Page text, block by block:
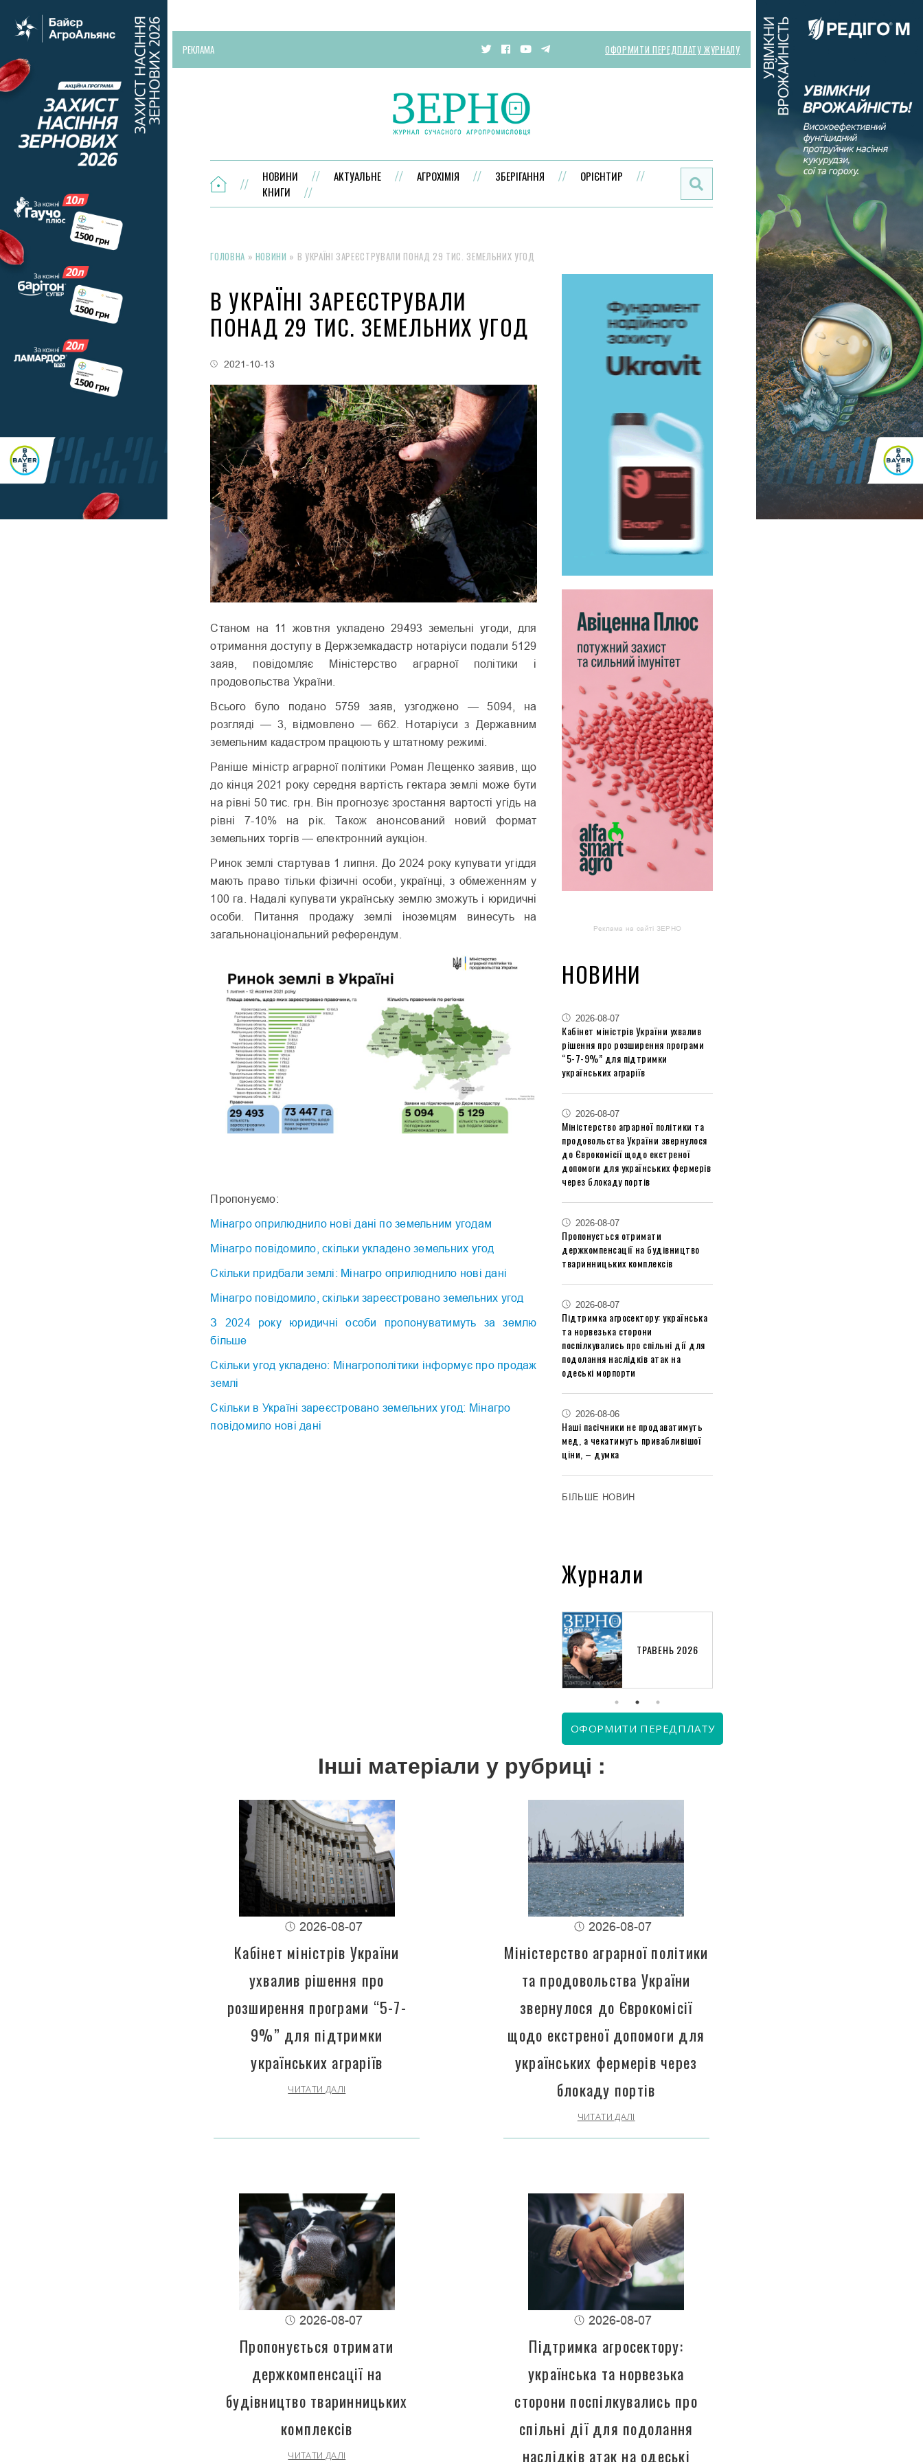
РЕКЛАМА ОФОРМИТИ ПЕРЕДПЛАТУ ЖУРНАЛУ
НОВИНИ АКТУАЛЬНЕ АГРОХІМІЯ ЗБЕРІГАННЯ
ОРІЄНТИР
КНИГИ
ГОЛОВНА » НОВИНИ » В УКРАЇНІ ЗАРЕЄСТРУВАЛИ ПОНАД 29 ТИС. ЗЕМЕЛЬНИХ УГОД
В УКРАЇНІ ЗАРЕЄСТРУВАЛИ
ПОНАД 29 ТИС. ЗЕМЕЛЬНИХ УГОД
2021-10-13
Станом на 11 жовтня укладено 29493 земельні угоди, для
отримання доступу в Держземкадастр нотаріуси подали 5129
заяв, повідомляє Міністерство аграрної політики і
продовольства України.
Всього було подано 5759 заяв, узгоджено — 5094, на
розгляді — 3, відмовлено — 662. Нотаріуси з Державним
земельним кадастром працюють у штатному режимі.
Раніше міністр аграрної політики Роман Лещенко заявив, що
до кінця 2021 року середня вартість гектара землі може бути
на рівні 50 тис. грн. Він прогнозує зростання вартості угідь на
рівні 7-10% на рік. Також анонсований новий формат
земельних торгів — електронний аукціон.
Ринок землі стартував 1 липня. До 2024 року купувати угіддя
мають право тільки фізичні особи, українці, з обмеженням у
100 га. Надалі купувати українську землю зможуть і юридичні
особи. Питання продажу землі іноземцям винесуть на
загальнонаціональний референдум.
Пропонуємо:
Мінагро оприлюднило нові дані по земельним угодам
Мінагро повідомило, скільки укладено земельних угод
Скільки придбали землі: Мінагро оприлюднило нові дані
Мінагро повідомило, скільки зареєстровано земельних угод
З 2024 року юридичні особи пропонуватимуть за землю
більше
Скільки угод укладено: Мінагрополітики інформує про продаж
землі
Скільки в Україні зареєстровано земельних угод: Мінагро
повідомило нові дані
Реклама на сайті ЗЕРНО
НОВИНИ
2026-08-07
Кабінет міністрів України ухвалив
рішення про розширення програми
“5-7-9%” для підтримки
українських аграріїв
2026-08-07
Міністерство аграрної політики та
продовольства України звернулося
до Єврокомісії щодо екстреної
допомоги для українських фермерів
через блокаду портів
2026-08-07
Пропонується отримати
держкомпенсації на будівництво
тваринницьких комплексів
2026-08-07
Підтримка агросектору: українська
та норвезька сторони
поспілкувались про спільні дії для
подолання наслідків атак на
одеські морпорти
2026-08-06
Наші пасічники не продаватимуть
мед, а чекатимуть привабливішої
ціни, – думка
БІЛЬШЕ НОВИН
Журнали
ТРАВЕНЬ 2026
ОФОРМИТИ ПЕРЕДПЛАТУ
Інші матеріали у рубриці :
2026-08-07
Кабінет міністрів України
ухвалив рішення про
розширення програми “5-7-
9%” для підтримки
українських аграріїв
ЧИТАТИ ДАЛІ
2026-08-07
Міністерство аграрної політики
та продовольства України
звернулося до Єврокомісії
щодо екстреної допомоги для
українських фермерів через
блокаду портів
ЧИТАТИ ДАЛІ
2026-08-07
Пропонується отримати
держкомпенсації на
будівництво тваринницьких
комплексів
ЧИТАТИ ДАЛІ
2026-08-07
Підтримка агросектору:
українська та норвезька
сторони поспілкувались про
спільні дії для подолання
наслідків атак на одеські